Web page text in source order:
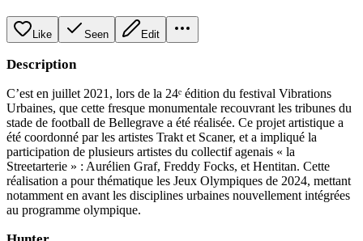
Like Seen Edit
Description
C’est en juillet 2021, lors de la 24ᵉ édition du festival Vibrations
Urbaines, que cette fresque monumentale recouvrant les tribunes du
stade de football de Bellegrave a été réalisée. Ce projet artistique a
été coordonné par les artistes Trakt et Scaner, et a impliqué la
participation de plusieurs artistes du collectif agenais « la
Streetarterie » : Aurélien Graf, Freddy Focks, et Hentitan. Cette
réalisation a pour thématique les Jeux Olympiques de 2024, mettant
notamment en avant les disciplines urbaines nouvellement intégrées
au programme olympique.